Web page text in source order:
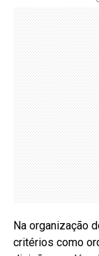
Na organização
critérios como